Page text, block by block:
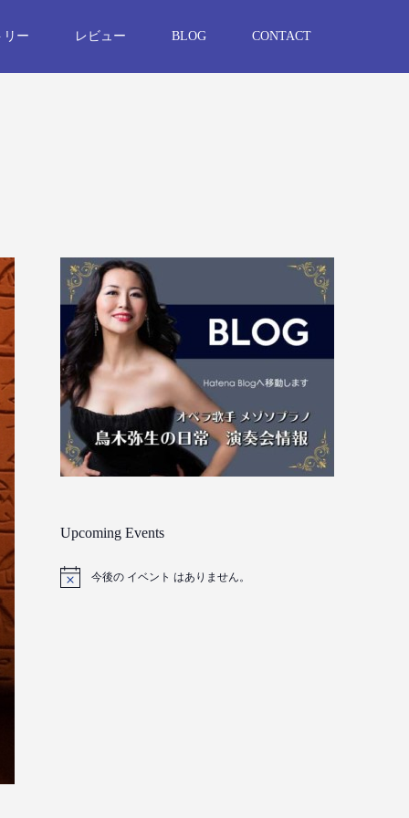
リー レビュー BLOG CONTACT
Upcoming Events
Notice 今後の イベント はありません。